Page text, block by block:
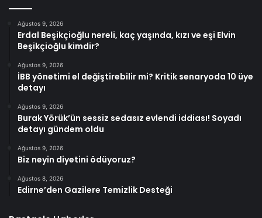
Ağustos 9, 2026
Erdal Beşikçioğlu nereli, kaç yaşında, kızı ve eşi Elvin
Beşikçioğlu kimdir?
Ağustos 9, 2026
İBB yönetimi el değiştirebilir mi? Kritik senaryoda 10 üye
detayı
Ağustos 9, 2026
Burak Yörük’ün sessiz sedasız evlendi iddiası! Soyadı
detayı gündem oldu
Ağustos 9, 2026
Biz neyin diyetini ödüyoruz?
Ağustos 8, 2026
Edirne’den Gazilere Temizlik Desteği